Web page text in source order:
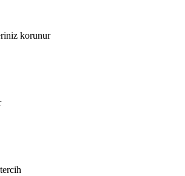
korunur